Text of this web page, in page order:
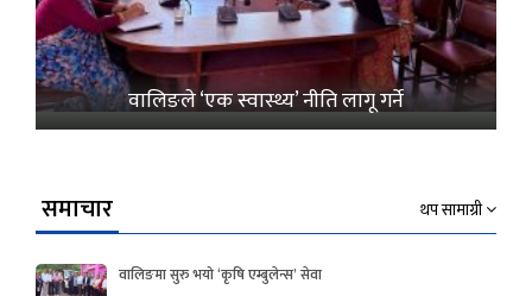
वालिङले ‘एक स्वास्थ्य’ नीति लागू गर्ने
समाचार थप सामाग्री
वालिङमा सुरु भयो ‘कृषि एम्बुलेन्स’ सेवा